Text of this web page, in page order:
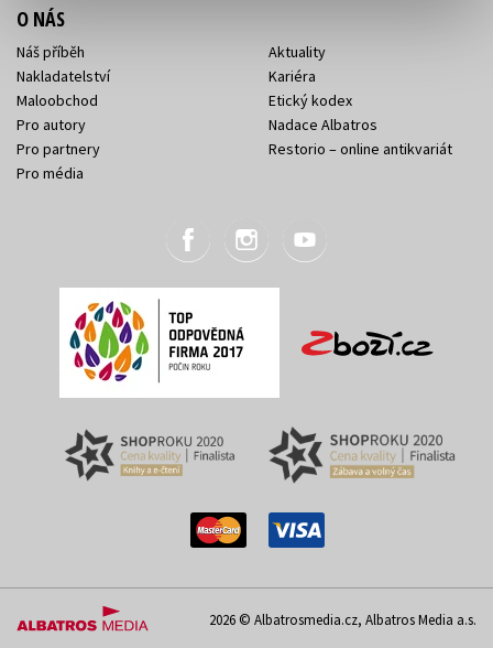
O NÁS
Náš příběh
Nakladatelství
Maloobchod
Pro autory
Pro partnery
Pro média
Aktuality
Kariéra
Etický kodex
Nadace Albatros
Restorio – online antikvariát
2026 © Albatrosmedia.cz, Albatros Media a.s.